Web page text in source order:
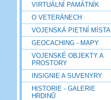
VIRTUÁLNÍ PAMÁTNÍK
O VETERÁNECH
VOJENSKÁ PIETNÍ MÍSTA
GEOCACHING - MAPY
VOJENSKÉ OBJEKTY A
PROSTORY
INSIGNIE A SUVENYRY
HISTORIE - GALERIE
HRDINŮ